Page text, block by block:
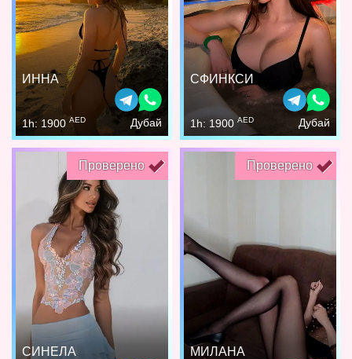
ИННА
1h: 1900 AED Дубай
СФИНКСИ
1h: 1900 AED Дубай
Проверено
СИНЕЛА
Проверено
МИЛАНА